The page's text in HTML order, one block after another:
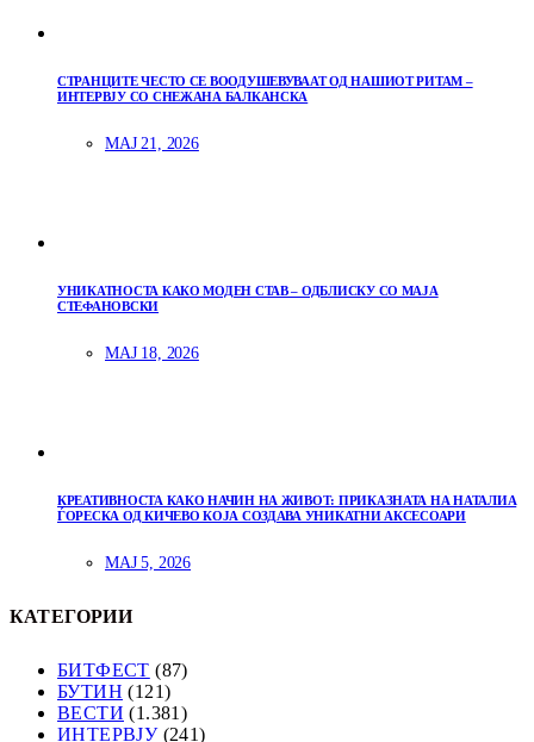
СТРАНЦИТЕ ЧЕСТО СЕ ВООДУШЕВУВААТ ОД НАШИОТ РИТАМ –
ИНТЕРВЈУ СО СНЕЖАНА БАЛКАНСКА
МАЈ 21, 2026
УНИКАТНОСТА КАКО МОДЕН СТАВ – ОДБЛИСКУ СО МАЈА
СТЕФАНОВСКИ
МАЈ 18, 2026
КРЕАТИВНОСТА КАКО НАЧИН НА ЖИВОТ: ПРИКАЗНАТА НА НАТАЛИА
ЃОРЕСКА ОД КИЧЕВО КОЈА СОЗДАВА УНИКАТНИ АКСЕСОАРИ
МАЈ 5, 2026
КАТЕГОРИИ
БИТФЕСТ (87)
БУТИН (121)
ВЕСТИ (1.381)
ИНТЕРВЈУ(241)